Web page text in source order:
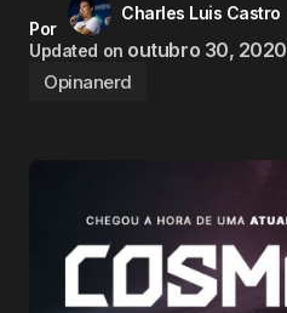
Por
Charles Luis Castro
Updated on outubro 30, 2020
Opinanerd